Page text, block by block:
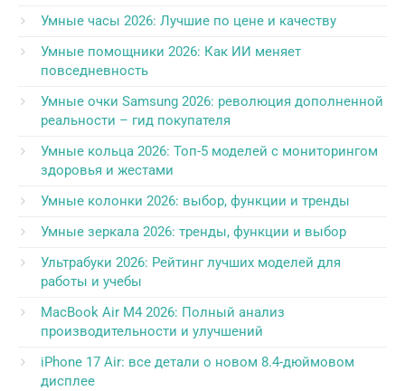
Умные часы 2026: Лучшие по цене и качеству
Умные помощники 2026: Как ИИ меняет
повседневность
Умные очки Samsung 2026: революция дополненной
реальности – гид покупателя
Умные кольца 2026: Топ-5 моделей с мониторингом
здоровья и жестами
Умные колонки 2026: выбор, функции и тренды
Умные зеркала 2026: тренды, функции и выбор
Ультрабуки 2026: Рейтинг лучших моделей для
работы и учебы
MacBook Air M4 2026: Полный анализ
производительности и улучшений
iPhone 17 Air: все детали о новом 8.4-дюймовом
дисплее